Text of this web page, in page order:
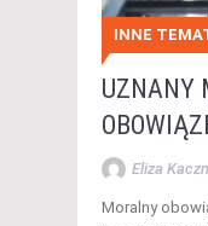
INNE
UZNANY
Eliza
Moralny